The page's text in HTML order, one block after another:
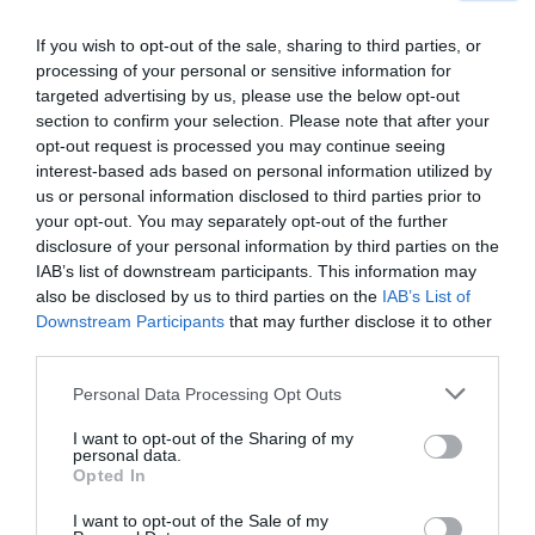
If you wish to opt-out of the sale, sharing to third parties, or
processing of your personal or sensitive information for
targeted advertising by us, please use the below opt-out
section to confirm your selection. Please note that after your
opt-out request is processed you may continue seeing
interest-based ads based on personal information utilized by
us or personal information disclosed to third parties prior to
your opt-out. You may separately opt-out of the further
disclosure of your personal information by third parties on the
IAB’s list of downstream participants. This information may
also be disclosed by us to third parties on the IAB’s List of
Downstream Participants that may further disclose it to other
Personal Data Processing Opt Outs
I want to opt-out of the Sharing of my
personal data.
Opted In
I want to opt-out of the Sale of my
SKAISTUMS
Vaivar notievēt, ēdot zemenes?
PADOMI
Kas ir probiotikas, prebiotikas un
labās antibiotikas?Uzzini, kas ir kas,
TESTS: Kādas ir tavas
attiecības ar